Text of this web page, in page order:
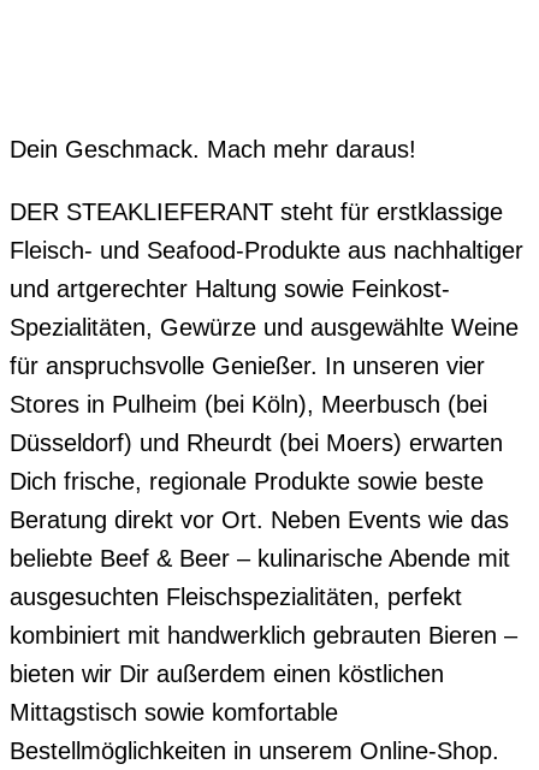
Dein Geschmack. Mach mehr daraus!
DER STEAKLIEFERANT steht für erstklassige
Fleisch- und Seafood-Produkte aus nachhaltiger
und artgerechter Haltung sowie Feinkost-
Spezialitäten, Gewürze und ausgewählte Weine
für anspruchsvolle Genießer. In unseren vier
Stores in Pulheim (bei Köln), Meerbusch (bei
Düsseldorf) und Rheurdt (bei Moers) erwarten
Dich frische, regionale Produkte sowie beste
Beratung direkt vor Ort. Neben Events wie das
beliebte Beef & Beer – kulinarische Abende mit
ausgesuchten Fleischspezialitäten, perfekt
kombiniert mit handwerklich gebrauten Bieren –
bieten wir Dir außerdem einen köstlichen
Mittagstisch sowie komfortable
Bestellmöglichkeiten in unserem Online-Shop.